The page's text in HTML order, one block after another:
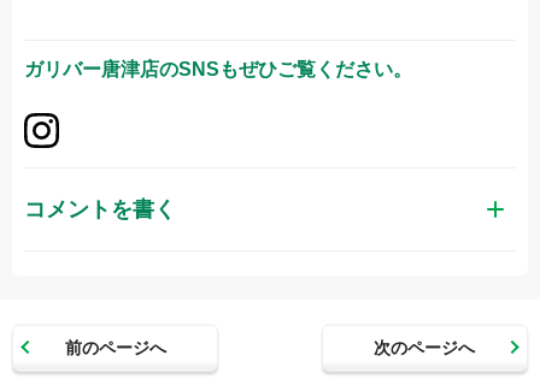
ガリバー唐津店のSNSもぜひご覧ください。
コメントを書く
前のページへ 次のページへ